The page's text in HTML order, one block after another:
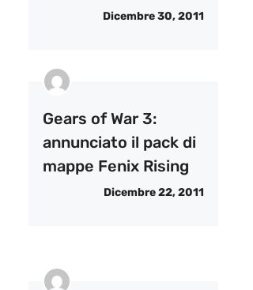
Dicembre 30, 2011
Gears of War 3:
annunciato il pack di
mappe Fenix ​​Rising
Dicembre 22, 2011